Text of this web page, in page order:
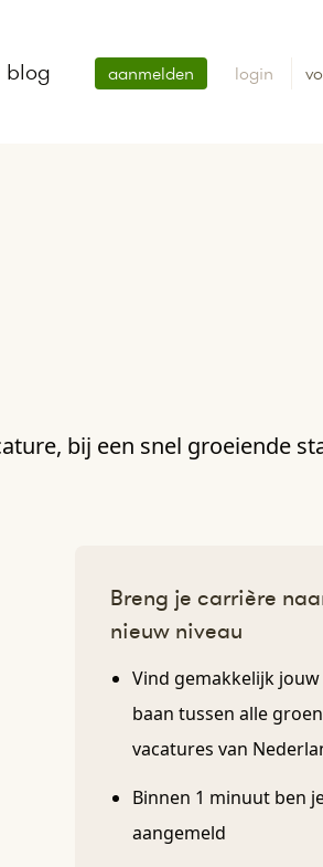
blog aanmelden login
bij een snel groeiende
Breng je carrière
nieuw niveau
Vind gemakkelijk
baan tussen alle
vacatures van
Binnen 1 minuut ben
aangemeld